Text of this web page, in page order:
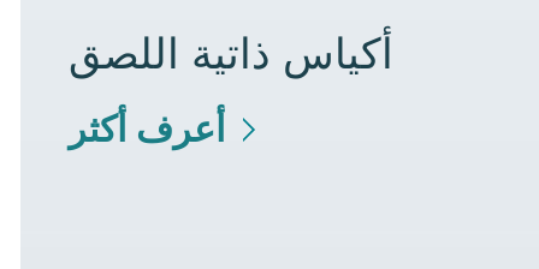
أكياس ذاتية اللصق
أعرف أكثر